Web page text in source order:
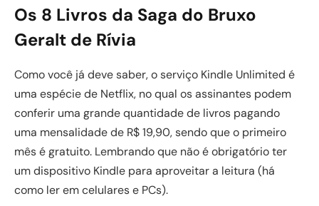
Os 8 Livros da Saga do Bruxo
Geralt de Rívia
Como você já deve saber, o serviço Kindle Unlimited é
uma espécie de Netflix, no qual os assinantes podem
conferir uma grande quantidade de livros pagando
uma mensalidade de R$ 19,90, sendo que o primeiro
mês é gratuito. Lembrando que não é obrigatório ter
um dispositivo Kindle para aproveitar a leitura (há
como ler em celulares e PCs).